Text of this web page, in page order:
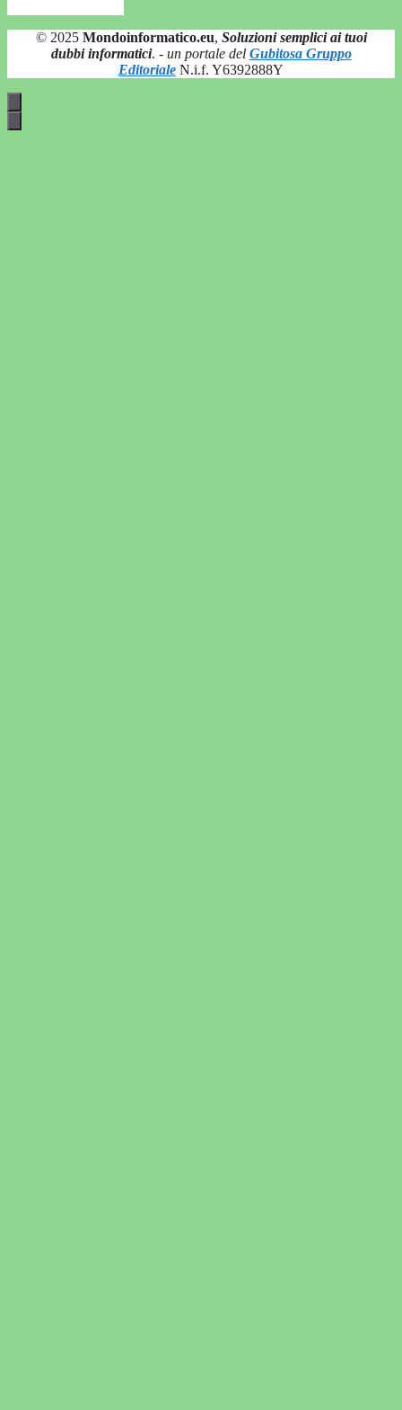
© 2025 Mondoinformatico.eu, Soluzioni semplici ai tuoi
dubbi informatici. - un portale del Gubitosa Gruppo
Editoriale N.i.f. Y6392888Y